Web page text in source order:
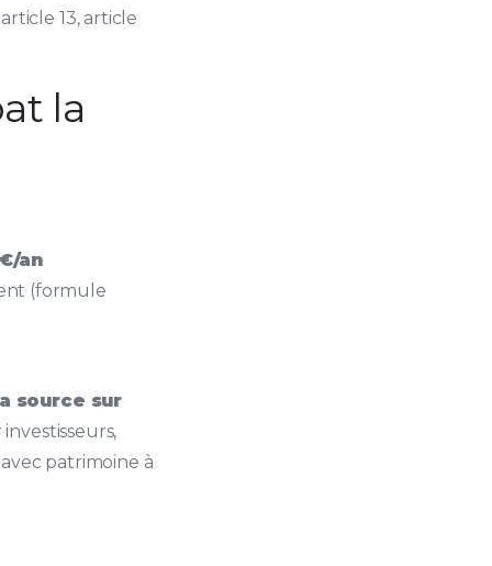
13, article
la
an
(formule
source sur
patrimoine à